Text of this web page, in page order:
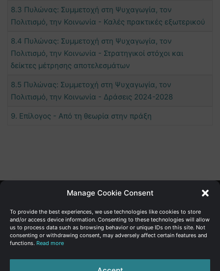
Manage Cookie Consent
To provide the best experiences, we use technologies like cookies to store
and/or access device information. Consenting to these technologies will allow
us to process data such as browsing behavior or unique IDs on this site. Not
consenting or withdrawing consent, may adversely affect certain features and
functions. Read more
8.3 Πυλώνας: Συμμετοχή στη Ψυχαγωγία, τον
Πολιτισμό, την Κοινωνία - Καλές πρακτικές εξωτερικού
8.4 Πυλώνας: Συμμετοχή στη Ψυχαγωγία, τον
Πολιτισμό, την Κοινωνία - Στρατηγικοί στόχοι και
δείκτες μέτρησης αποτελεσμάτων
8.5 Πυλώνας: Συμμετοχή στη Ψυχαγωγία, τον
Πολιτισμό, την Κοινωνία - Δράσεις 2024-2028
9. Επίλογος - Από τη θεωρία στην πράξη
Γενική Διεύθυνση Ανάπτυξης
Υπουργείο Οικονομικών | Κυπριακή Δημοκρατία
Ιστ: